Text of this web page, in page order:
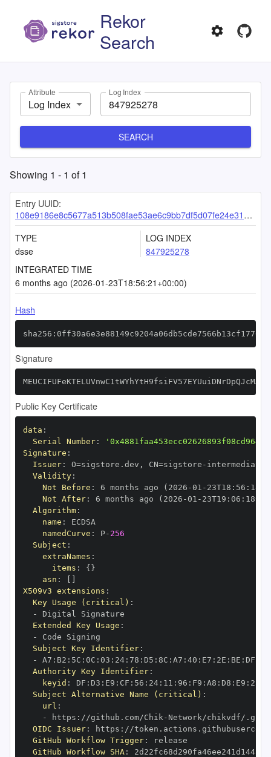
Rekor
Search
Attribute
Log Index
Log Index
SEARCH
Showing 1 - 1 of1
Entry UUID:
108e9186e8c5677a513b508fae53ae6c9bb7df5d07fe24e31a9dfda500e9c534877abe71eb8a4e1e
TYPE
dsse
LOG INDEX
847925278
INTEGRATED TIME
6 months ago (2026-01-23T18:56:21+00:00)
Hash
Signature
Public Key Certificate
data :
Serial Number:
Signature :
Issuer: O=sigstore.dev , CN=sigstore -
Validity:
Not Before : 6 months ago (2026 -01 - 23T18 : 56 :
Not After: 6 months ago (2026 -01 - 23T19 : 06 : 18+00
Algorithm:
name :
namedCurve : P- 256
Subject :
extraNames :
items : { }
asn :
X509v3 extensions :
Key Usage (critical) :
-
Extended Key Usage :
-
Subject Key Identifier:
-
A7 : B2 : 5C : 0C : 03 : 24: 78 : D5 : 8C : A7 : 40 : E7 : 2E : BE : DF
Authority Key Identifier:
keyid : DF : D3 : E9 : CF : 56 : 24: 11 : 96 : F9 : A8 : D8 : E9 : 28
Subject Alternative Name (critical) :
url :
-
https : //github.com/Chik -
OIDC Issuer: https :
GitHub Workflow Trigger:
GitHub Workflow SHA: